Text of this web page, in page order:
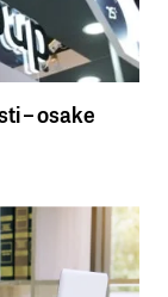
– osake